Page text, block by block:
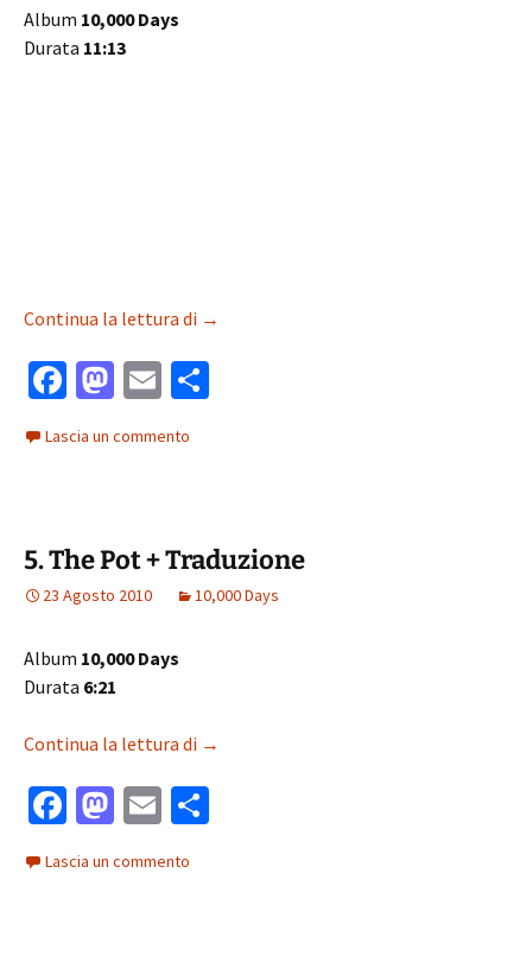
Album 10,000 Days
Durata 11:13
Continua la lettura di 4. 10,000 Days (Wings pt. 2) + Traduzione
→
Fa
ce
b
k
M
to
n
E
m
ai
di
Lascia un commento
5. The Pot + Traduzione
23 Agosto 2010 10,000 Days
Album 10,000 Days
Durata 6:21
Continua la lettura di 5. The Pot + Traduzione
→
Fa
ce
b
M
to
E
m
ai
Lascia un commento